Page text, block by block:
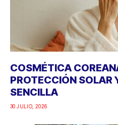
COSMÉTICA
PROTECCIÓN SOLAR
SENCILLA
30 JULIO, 2026